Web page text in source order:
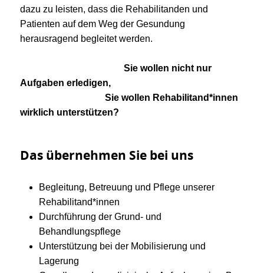
dazu zu leisten, dass die Rehabilitanden und
Patienten auf dem Weg der Gesundung
herausragend begleitet werden.
Sie wollen nicht nur
Aufgaben erledigen,
Sie wollen Rehabilitand*innen
wirklich unterstützen?
Das übernehmen Sie bei uns
Begleitung, Betreuung und Pflege unserer
Rehabilitand*innen
Durchführung der Grund- und
Behandlungspflege
Unterstützung bei der Mobilisierung und
Lagerung